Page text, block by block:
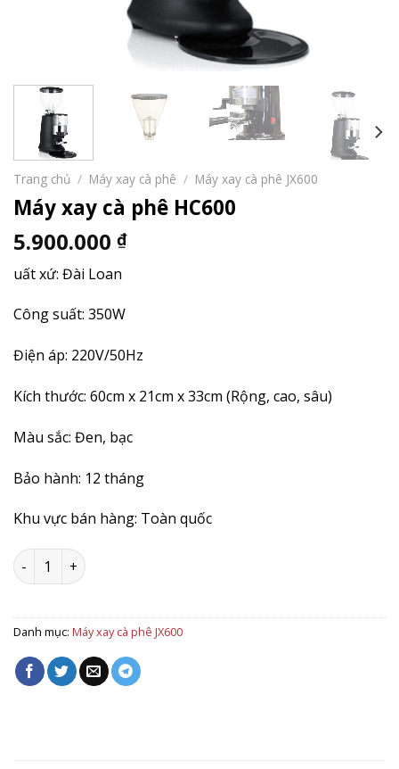
Trang chủ / Máy xay cà phê / Máy xay cà phê JX600
Máy xay cà phê HC600
5.900.000 ₫
uất xứ: Đài Loan
Công suất: 350W
Điện áp: 220V/50Hz
Kích thước: 60cm x 21cm x 33cm (Rộng, cao, sâu)
Màu sắc: Đen, bạc
Bảo hành: 12 tháng
Khu vực bán hàng: Toàn quốc
Máy xay cà phê HC600 số lượng
Danh mục: Máy xay cà phê JX600